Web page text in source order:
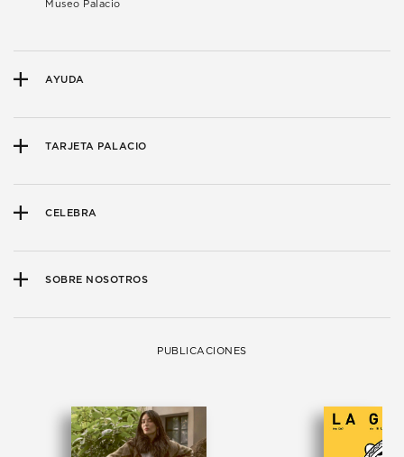
Museo Palacio
AYUDA
TARJETA PALACIO
CELEBRA
SOBRE NOSOTROS
PUBLICACIONES